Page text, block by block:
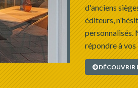
d'anciens
éditeurs,
personnalisés.
répondre à vos
DÉCOUVRIR